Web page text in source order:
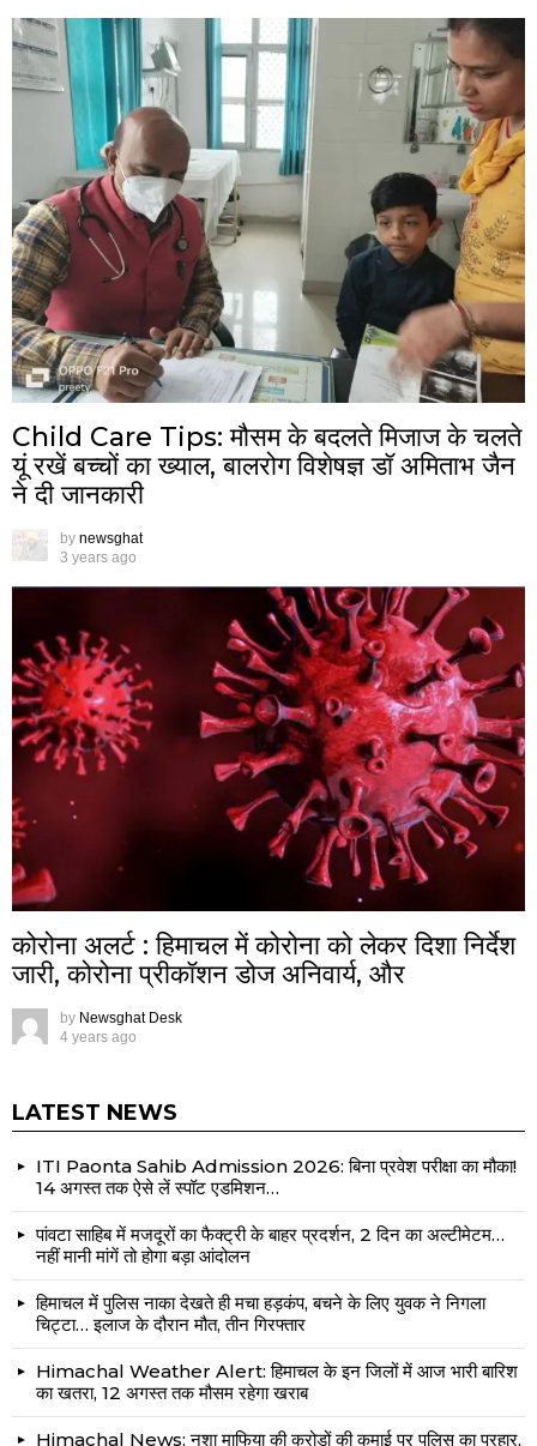
Child Care Tips: मौसम के बदलते मिजाज के चलते
यूं रखें बच्चों का ख्याल, बालरोग विशेषज्ञ डॉ अमिताभ जैन
ने दी जानकारी
by newsghat
3 years ago
कोरोना अलर्ट : हिमाचल में कोरोना को लेकर दिशा निर्देश
जारी, कोरोना प्रीकॉशन डोज अनिवार्य, और
by Newsghat Desk
4 years ago
LATEST NEWS
ITI Paonta Sahib Admission 2026: बिना प्रवेश परीक्षा का मौका!
14 अगस्त तक ऐसे लें स्पॉट एडमिशन…
पांवटा साहिब में मजदूरों का फैक्ट्री के बाहर प्रदर्शन, 2 दिन का अल्टीमेटम…
नहीं मानी मांगें तो होगा बड़ा आंदोलन
हिमाचल में पुलिस नाका देखते ही मचा हड़कंप, बचने के लिए युवक ने निगला
चिट्टा… इलाज के दौरान मौत, तीन गिरफ्तार
Himachal Weather Alert: हिमाचल के इन जिलों में आज भारी बारिश
का खतरा, 12 अगस्त तक मौसम रहेगा खराब
Himachal News: नशा माफिया की करोड़ों की कमाई पर पुलिस का प्रहार,